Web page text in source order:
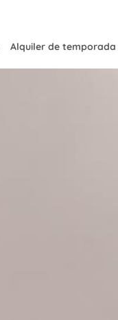
Alquiler de temporada